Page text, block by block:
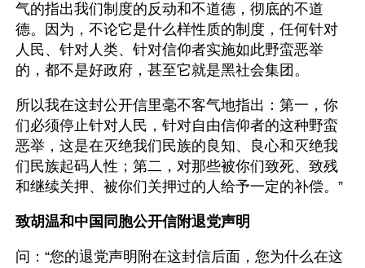
气的指出我们制度的反动和不道德，彻底的不道
德。因为，不论它是什么样性质的制度，任何针对
人民、针对人类、针对信仰者实施如此野蛮恶举
的，都不是好政府，甚至它就是黑社会集团。
所以我在这封公开信里毫不客气地指出：第一，你
们必须停止针对人民，针对自由信仰者的这种野蛮
恶举，这是在灭绝我们民族的良知、良心和灭绝我
们民族起码人性；第二，对那些被你们致死、致残
和继续关押、被你们关押过的人给予一定的补偿。”
致胡温和中国同胞公开信附退党声明
问：“您的退党声明附在这封信后面，您为什么在这